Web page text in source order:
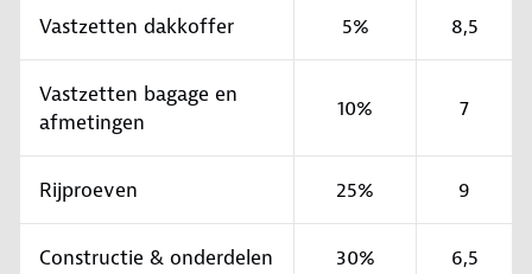
Vastzetten dakkoffer 5% 8,5
Vastzetten bagage en
afmetingen
10% 7
Rijproeven 25% 9
Constructie & onderdelen 30% 6,5